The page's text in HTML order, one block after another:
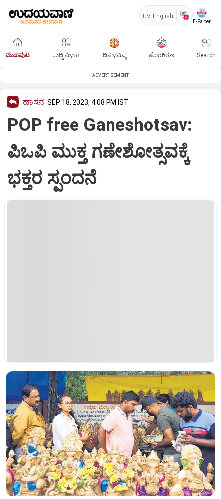
UV English
E-Paper
ಮುಖಪುಟ ಸುದ್ದಿ ವಿಭಾಗ ದಿನ ಭವಿಷ್ಯ ಹೊಂಗಿರಣ Search
ADVERTISEMENT
ಹಾಸನ SEP 18, 2023, 4:08 PM IST
POP free Ganeshotsav:
ಪಿಒಪಿ ಮುಕ್ತ ಗಣೇಶೋತ್ಸವಕ್ಕೆ
ಭಕ್ತರ ಸ್ಪಂದನೆ